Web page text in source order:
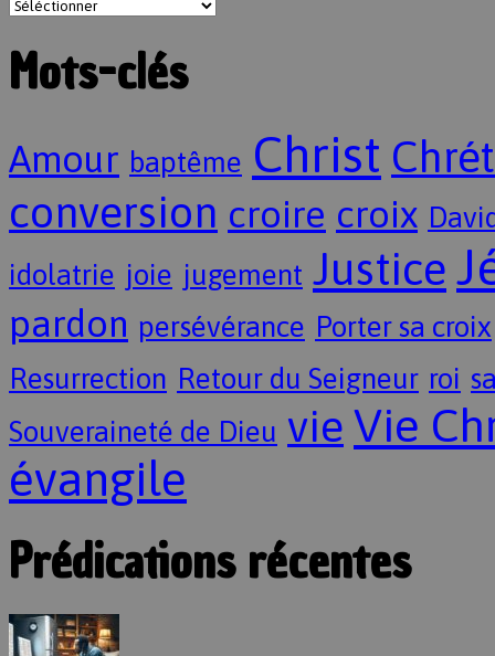
Mots-clés
Amour baptême Christ
conversion croire croix
idolatrie joie jugement Justice
pardon persévérance Porter sa croix
Resurrection Retour du Seigneur roi
Souveraineté de Dieu vie Vie
évangile
Prédications récentes